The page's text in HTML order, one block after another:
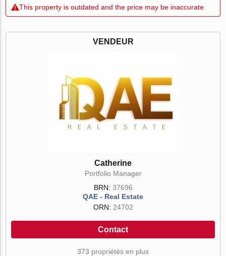
This property is outdated and the price may be inaccurate
VENDEUR
Catherine
Portfolio Manager
BRN: 37696
QAE - Real Estate
ORN: 24702
Contact
373 propriétés en plus